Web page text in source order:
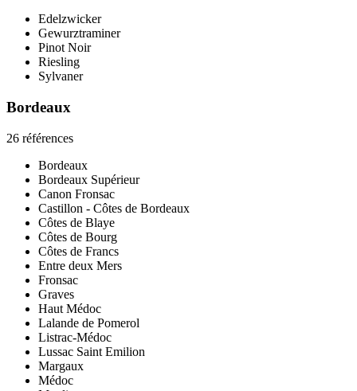
Edelzwicker
Gewurztraminer
Pinot Noir
Riesling
Sylvaner
Bordeaux
26 références
Bordeaux
Bordeaux Supérieur
Canon Fronsac
Castillon - Côtes de Bordeaux
Côtes de Blaye
Côtes de Bourg
Côtes de Francs
Entre deux Mers
Fronsac
Graves
Haut Médoc
Lalande de Pomerol
Listrac-Médoc
Lussac Saint Emilion
Margaux
Médoc